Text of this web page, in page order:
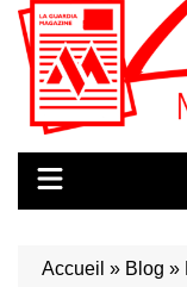
Accueil » Blog »